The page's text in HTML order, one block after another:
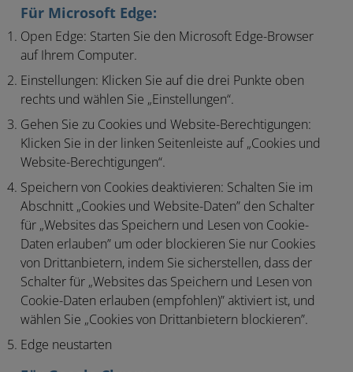
Für Microsoft Edge:
Open Edge: Starten Sie den Microsoft Edge-Browser
auf Ihrem Computer.
Einstellungen: Klicken Sie auf die drei Punkte oben
rechts und wählen Sie „Einstellungen“.
Gehen Sie zu Cookies und Website-Berechtigungen:
Klicken Sie in der linken Seitenleiste auf „Cookies und
Website-Berechtigungen“.
Speichern von Cookies deaktivieren: Schalten Sie im
Abschnitt „Cookies und Website-Daten” den Schalter
für „Websites das Speichern und Lesen von Cookie-
Daten erlauben” um oder blockieren Sie nur Cookies
von Drittanbietern, indem Sie sicherstellen, dass der
Schalter für „Websites das Speichern und Lesen von
Cookie-Daten erlauben (empfohlen)” aktiviert ist, und
wählen Sie „Cookies von Drittanbietern blockieren”.
Edge neustarten